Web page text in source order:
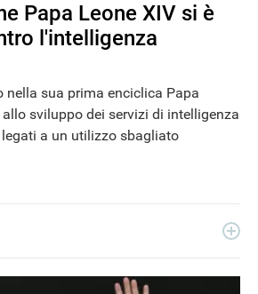
Papa Leone XIV si è
l'intelligenza
nella sua prima enciclica Papa
sviluppo dei servizi di intelligenza
a un utilizzo sbagliato
forme. Appassionato di viaggi, vive tra